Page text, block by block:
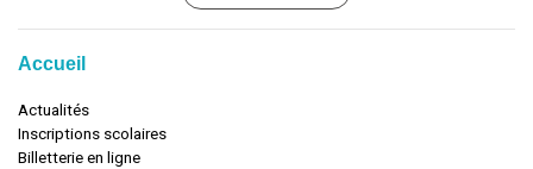
Accueil
Actualités
Inscriptions scolaires
Billetterie en ligne